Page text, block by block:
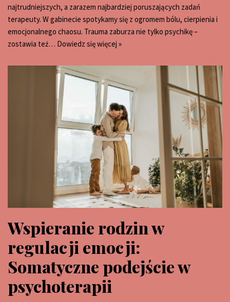
najtrudniejszych, a zarazem najbardziej poruszających zadań
terapeuty. W gabinecie spotykamy się z ogromem bólu, cierpienia i
emocjonalnego chaosu. Trauma zaburza nie tylko psychikę –
zostawia też… Dowiedz się więcej »
Wspieranie rodzin w
regulacji emocji:
Somatyczne podejście w
psychoterapii